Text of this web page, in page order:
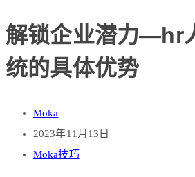
解锁企业潜力—hr
统的具体优势
Moka
2023年11月13日
Moka技巧